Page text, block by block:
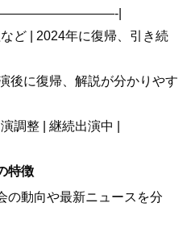
|
ど | 2024年に復帰、引き続
後に復帰、解説が分かりやす
調整 | 継続出演中 |
特徴
の動向や最新ニュースを分